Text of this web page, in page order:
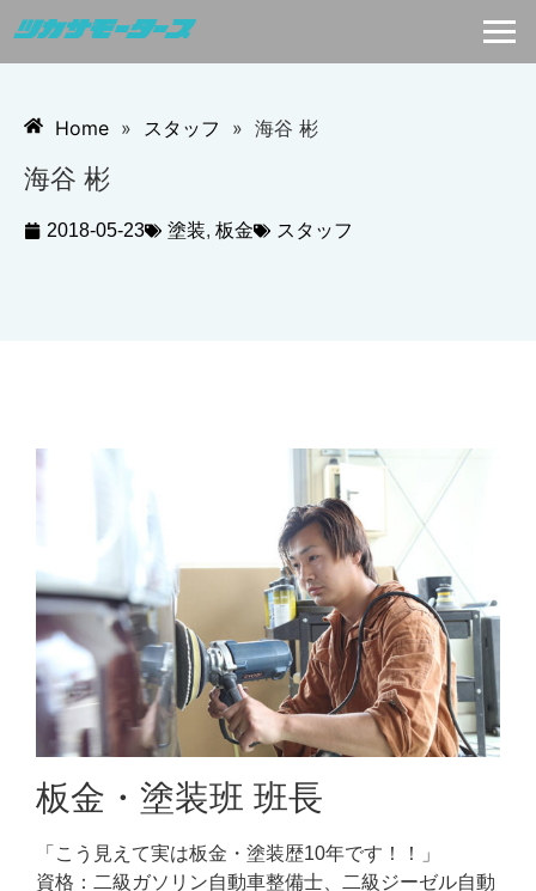
Home » スタッフ » 海谷 彬
海谷 彬
2018-05-23 塗装, 板金 スタッフ
板金・塗装班 班長
「こう見えて実は板金・塗装歴10年です！！」
資格：二級ガソリン自動車整備士、二級ジーゼル自動